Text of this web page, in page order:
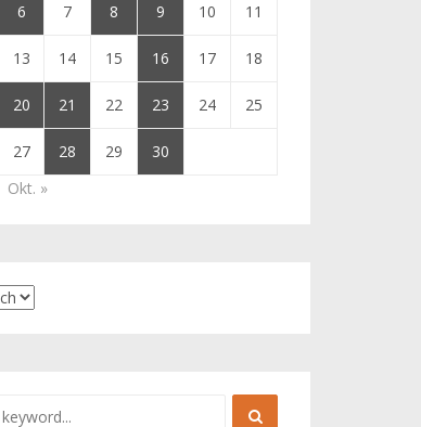
6 7 8 9 10 11
13 14 15 16 17 18
20 21 22 23 24 25
27 28 29
30
Okt. »